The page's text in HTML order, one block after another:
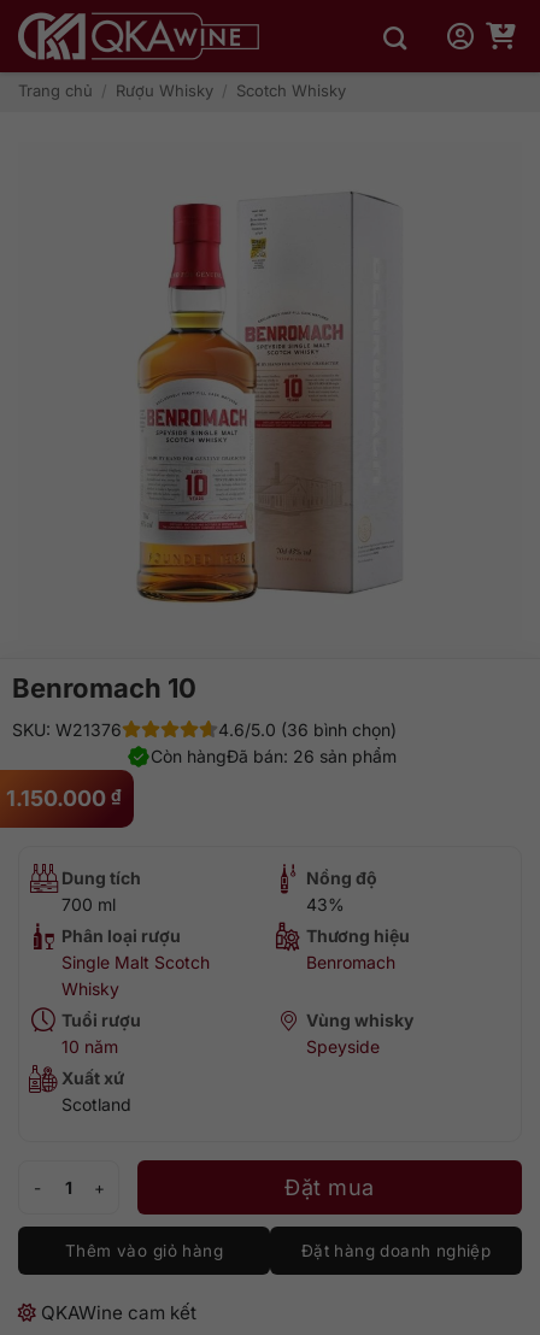
qua
dungTrang chủ / Rượu Whisky / Scotch Whisky
Benromach 10
1.150.000 ₫
SKU: W21376
4.6/5.0 (36 bình chọn)
Đã bán: 26 sản phẩm
Còn hàng
Dung tích
700 ml
Nồng độ
43%
Phân loại rượu
Single Malt Scotch
Whisky
Thương hiệu
Benromach
Tuổi rượu
10 năm
Vùng whisky
Speyside
Xuất xứ
Scotland
Đặt mua
Thêm vào giỏ hàng Đặt hàng doanh nghiệp
QKAWine cam kết